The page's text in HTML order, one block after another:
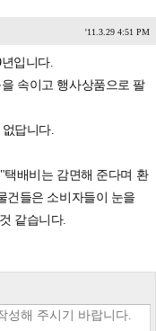
'11.3.29 4:51 PM
입니다.
속이고 행사상품으로 팔
답니다.
배비는 감면해 준다며 환
건들은 소비자들이 눈을
같습니다.